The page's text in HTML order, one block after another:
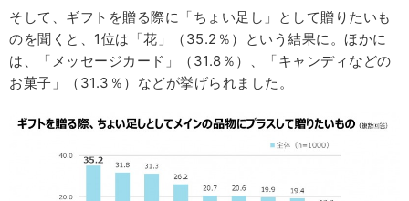
そして、ギフトを贈る際に「ちょい足し」として贈りたいも
のを聞くと、1位は「花」（35.2％）という結果に。ほかに
は、「メッセージカード」（31.8％）、「キャンディなどの
お菓子」（31.3％）などが挙げられました。